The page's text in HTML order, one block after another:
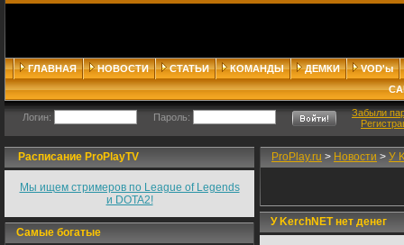
ГЛАВНАЯ НОВОСТИ СТАТЬИ КОМАНДЫ ДЕМКИ
VOD'ы
Логин: Пароль:
Забыли
Расписание ProPlayTV
Мы ищем стримеров по League of Legends
и DOTA2!
Самые богатые
ProPlay.ru > Новости > У
У KerchNET нет денег